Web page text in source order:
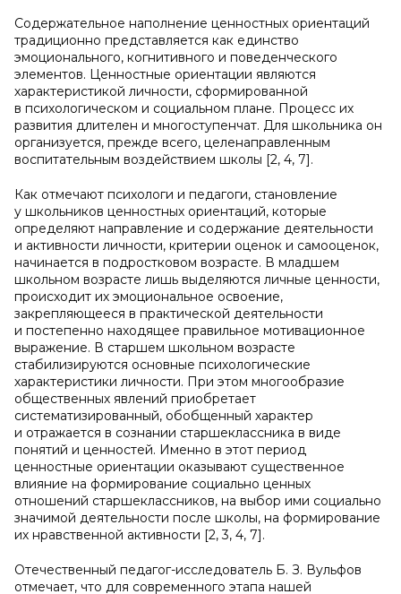
Содержательное наполнение ценностных ориентаций
традиционно представляется как единство
эмоционального, когнитивного и поведенческого
элементов. Ценностные ориентации являются
характеристикой личности, сформированной
в психологическом и социальном плане. Процесс их
развития длителен и многоступенчат. Для школьника он
организуется, прежде всего, целенаправленным
воспитательным воздействием школы [2, 4, 7].
Как отмечают психологи и педагоги, становление
у школьников ценностных ориентаций, которые
определяют направление и содержание деятельности
и активности личности, критерии оценок и самооценок,
начинается в подростковом возрасте. В младшем
школьном возрасте лишь выделяются личные ценности,
происходит их эмоциональное освоение,
закрепляющееся в практической деятельности
и постепенно находящее правильное мотивационное
выражение. В старшем школьном возрасте
стабилизируются основные психологические
характеристики личности. При этом многообразие
общественных явлений приобретает
систематизированный, обобщенный характер
и отражается в сознании старшеклассника в виде
понятий и ценностей. Именно в этот период
ценностные ориентации оказывают существенное
влияние на формирование социально ценных
отношений старшеклассников, на выбор ими социально
значимой деятельности после школы, на формирование
их нравственной активности [2, 3, 4, 7].
Отечественный педагог-исследователь Б. З. Вульфов
отмечает, что для современного этапа нашей